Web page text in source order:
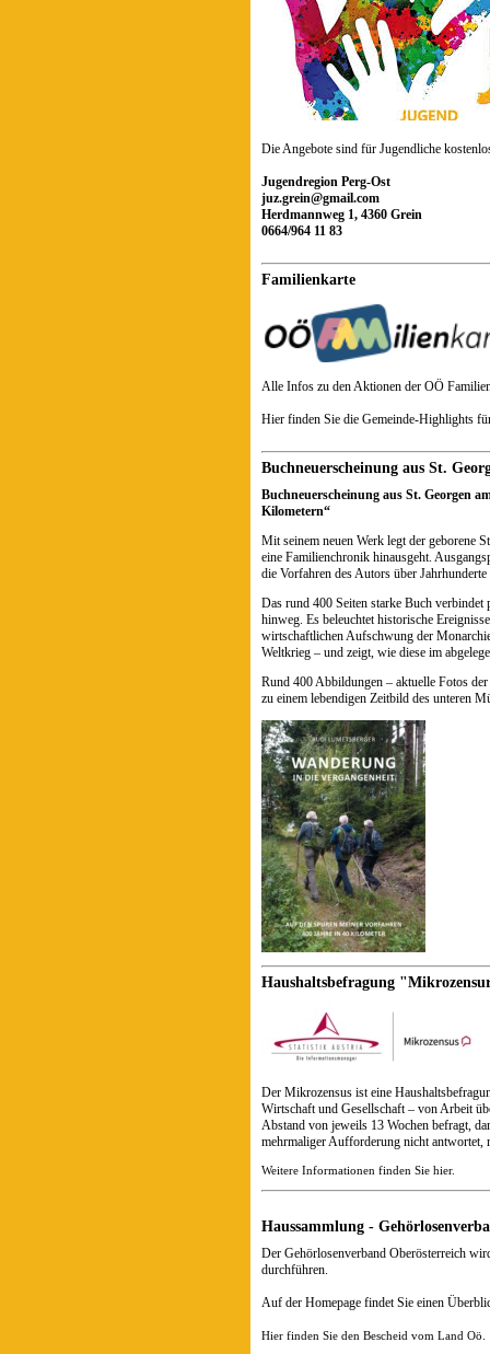
Die Angebote sind für Jugendliche
Jugendregion Perg-Ost
juz.grein@gmail.com
Herdmannweg 1, 4360 Grein
0664/964 11 83
Familienkarte
Alle Infos zu den Aktionen der OÖ
Hier finden Sie die Gemeinde-Highlights
Buchneuerscheinung aus St.
Buchneuerscheinung aus St. Georgen
Kilometern“
Mit seinem neuen Werk legt der geborene
eine Familienchronik hinausgeht.
die Vorfahren des Autors über Jahrhunderte
Das rund 400 Seiten starke Buch
hinweg. Es beleuchtet historische
wirtschaftlichen Aufschwung der
Weltkrieg – und zeigt, wie diese im
Rund 400 Abbildungen – aktuelle Fotos
zu einem lebendigen Zeitbild des unteren
Haushaltsbefragung
Der Mikrozensus ist eine
Wirtschaft und Gesellschaft – von Arbeit
Abstand von jeweils 13 Wochen befragt,
mehrmaliger Aufforderung nicht antwortet,
Weitere Informationen finden Sie hier.
Haussammlung -
Der Gehörlosenverband Oberösterreich
durchführen.
Auf der Homepage findet Sie einen
Hier finden Sie den Bescheid vom Land Oö.